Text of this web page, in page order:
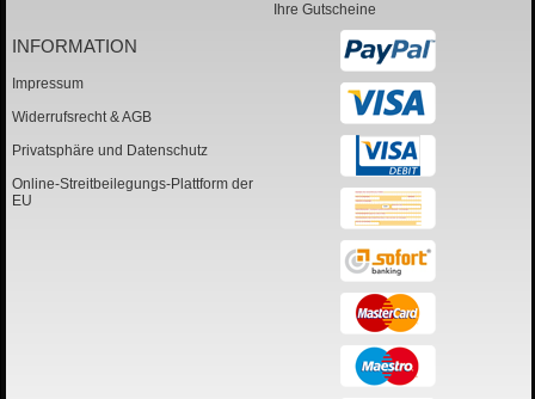
Ihre Gutscheine
INFORMATION
Impressum
Widerrufsrecht & AGB
Privatsphäre und Datenschutz
Online-Streitbeilegungs-Plattform der
EU